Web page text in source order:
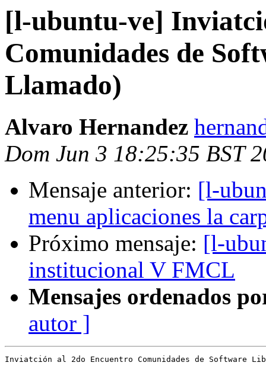
[l-ubuntu-ve]
Comunidades de
Llamado)
Alvaro Hernandez
Dom Jun 3 18:25:35 BST
Mensaje anterior: [l-
menu aplicaciones la
Próximo mensaje: [l-
institucional V FMCL
Mensajes ordenados
autor ]
Inviatción al 2do Encuentro Comunidades de Software